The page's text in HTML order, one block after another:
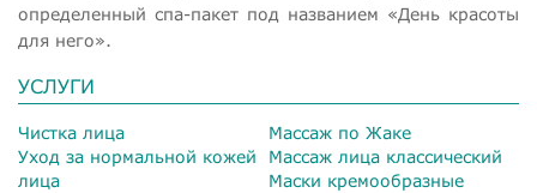
определенный спа-пакет под названием «День красоты
для него».
УСЛУГИ
Чистка лица
Уход за нормальной кожей
лица
Массаж по Жаке
Массаж лица классический
Маски кремообразные